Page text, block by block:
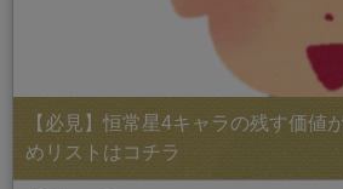
【必見】恒常星4キャラの残す価値
めリストはコチラ